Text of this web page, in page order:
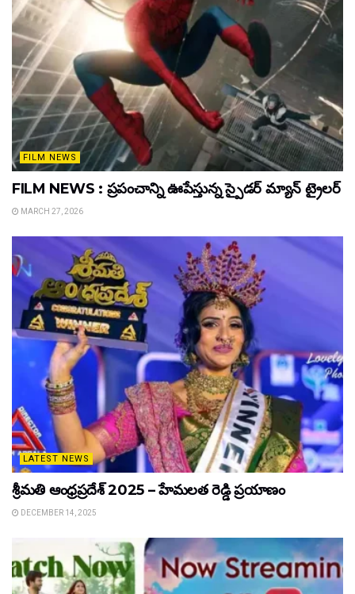
FILM NEWS
FILM NEWS : ప్రపంచాన్ని ఊపేస్తున్న స్పైడర్ మ్యాన్ ట్రైలర్
MARCH 27, 2026
LATEST NEWS
శ్రీమతి ఆంధ్రప్రదేశ్ 2025 – హేమలత రెడ్డి ప్రయాణం
DECEMBER 14, 2025